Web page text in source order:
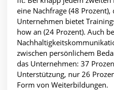
eine Nachfrage (48
Unternehmen bietet
how an (24 Prozent). Auch
zwischen persönlichem
das Unternehmen: 37
Unterstützung, nur 26
Form von Weiterbildungen.